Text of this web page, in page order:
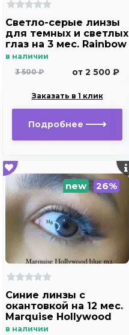
Светло-серые линзы
для темных и светлых
глаз на 3 мес. Rainbow
Marine Ring gray с
в наличии
3 500 ₽
от 2 500 ₽
Заказать в 1 клик
Подробнее
new 26%
Синие линзы c
окантовкой на 12 мес.
Marquise Hollywood
blue m2
в наличии